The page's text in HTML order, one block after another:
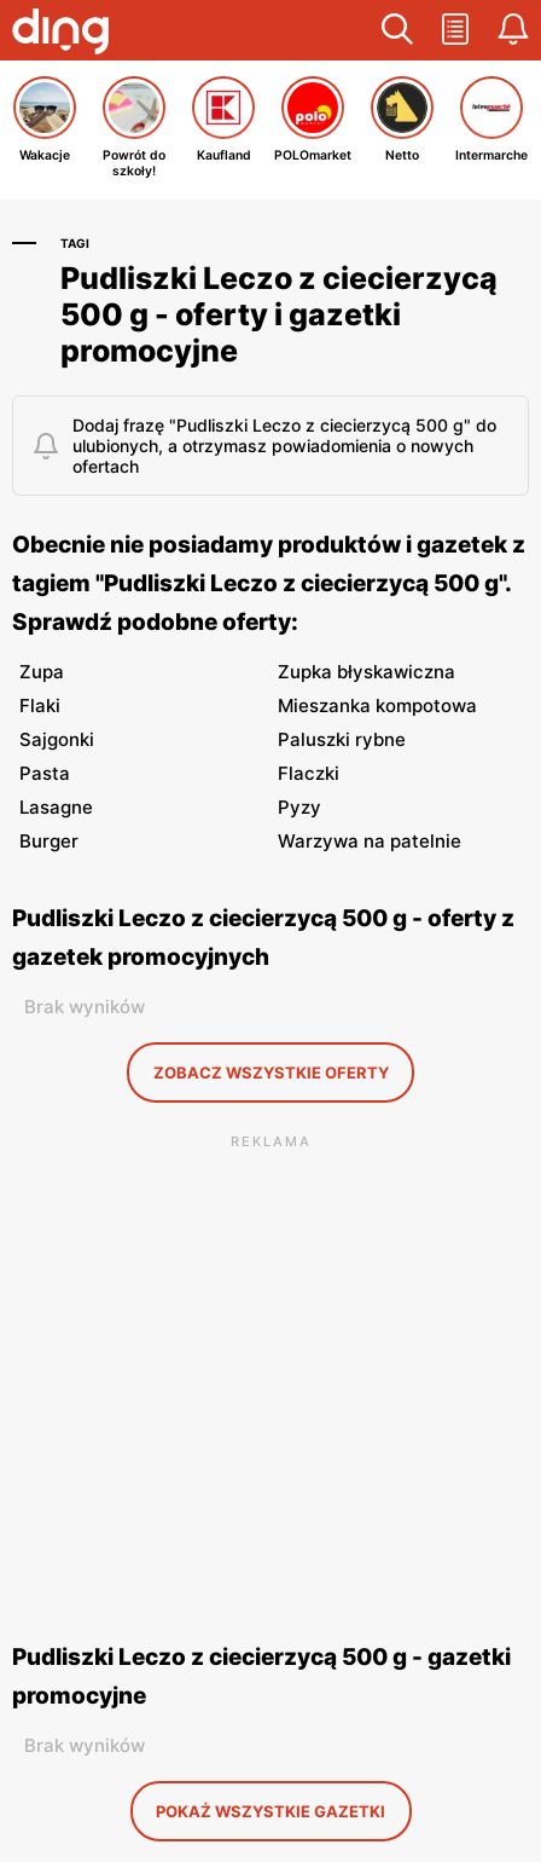
Wakacje
Powrót do
szkoły!
Kaufland POLOmarket Netto Intermarche
TAGI
Pudliszki Leczo z ciecierzycą
500 g - oferty i gazetki
promocyjne
Dodaj frazę "Pudliszki Leczo z ciecierzycą 500 g" do
ulubionych, a otrzymasz powiadomienia o nowych
ofertach
Obecnie nie posiadamy produktów i gazetek z
tagiem "Pudliszki Leczo z ciecierzycą 500 g".
Sprawdź podobne oferty:
Zupa
Zupka błyskawiczna
Flaki
Mieszanka kompotowa
Sajgonki
Paluszki rybne
Pasta
Flaczki
Lasagne
Pyzy
Burger
Warzywa na patelnie
Pudliszki Leczo z ciecierzycą 500 g - oferty z
gazetek promocyjnych
Brak wyników
ZOBACZ WSZYSTKIE OFERTY
REKLAMA
Pudliszki Leczo z ciecierzycą 500 g - gazetki
promocyjne
Brak wyników
POKAŻ WSZYSTKIE GAZETKI